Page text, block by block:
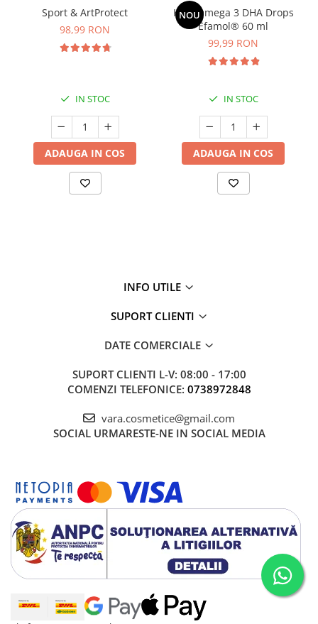
Sport & ArtProtect
98,99 RON
IN STOC
ADAUGA IN COS
NOU
Kids Omega 3 DHA Drops
Efamol® 60 ml
99,99 RON
IN STOC
ADAUGA IN COS
INFO UTILE
SUPORT CLIENTI
DATE COMERCIALE
SUPORT CLIENTI L-V: 08:00 - 17:00
COMENZI TELEFONICE: 0738972848
vara.cosmetice@gmail.com
SOCIAL URMARESTE-NE IN SOCIAL MEDIA